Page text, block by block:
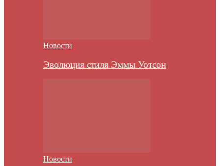
Новости
Эволюция стиля Эммы Уотсон
Новости